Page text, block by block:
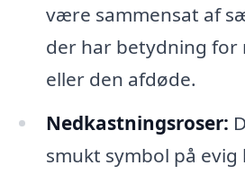
være sammensat af
der har betydning for
eller den afdøde.
Nedkastningsroser:
smukt symbol på